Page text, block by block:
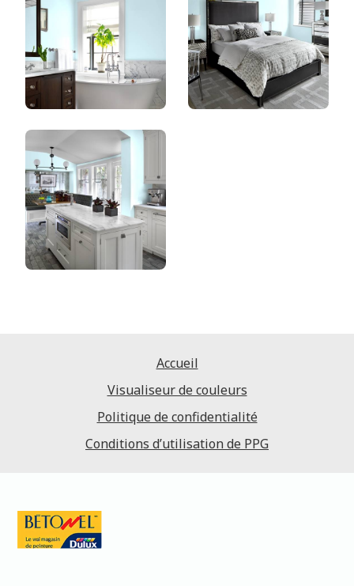
Accueil
Visualiseur de couleurs
Politique de confidentialité
Conditions d’utilisation de PPG